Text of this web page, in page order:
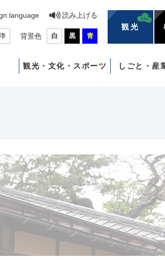
language 読み上げる
背景色 白 黒 青
観光
観光・文化・スポーツ しごと・産